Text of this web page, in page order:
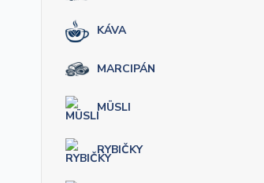
KÁVA
MARCIPÁN
MÜSLI
RYBIČKY